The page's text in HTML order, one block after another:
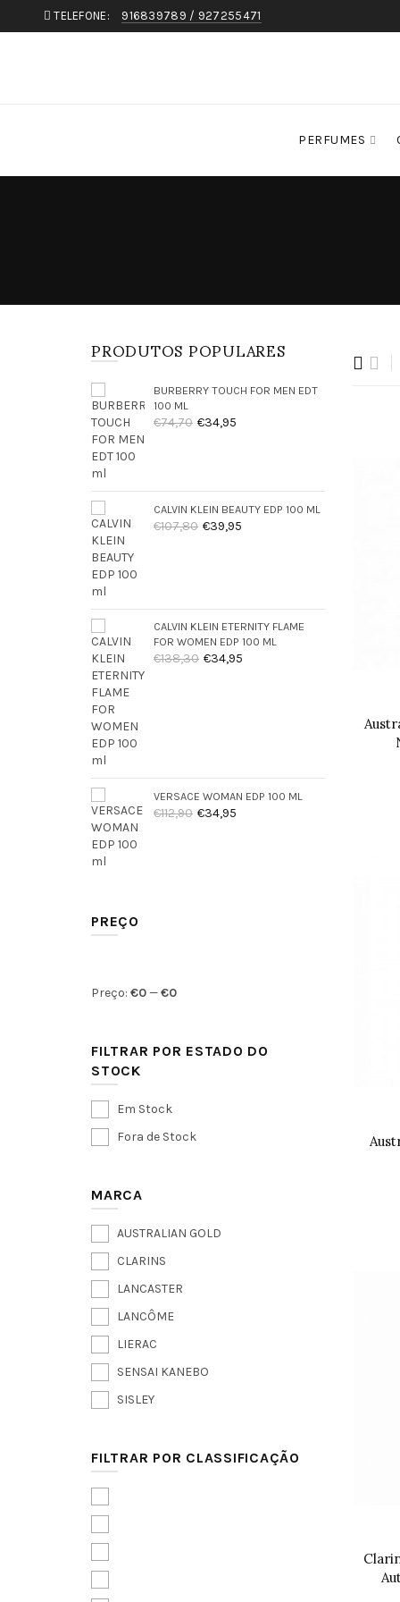
TELEFONE: 916839789 / 927255471
PERFUMES
PRODUTOS POPULARES
BURBERRY TOUCH FOR MEN EDT
100 ML
€74,70 €34,95
CALVIN KLEIN BEAUTY EDP 100 ML
€107,80 €39,95
CALVIN KLEIN ETERNITY FLAME
FOR WOMEN EDP 100 ML
€138,30 €34,95
VERSACE WOMAN EDP 100 ML
€112,90 €34,95
PREÇO
Preço: €0—€0
FILTRAR POR ESTADO DO
STOCK
Em Stock
Fora de Stock
MARCA
AUSTRALIAN GOLD
CLARINS
LANCASTER
LANCÔME
LIERAC
SENSAI KANEBO
SISLEY
FILTRAR POR CLASSIFICAÇÃO